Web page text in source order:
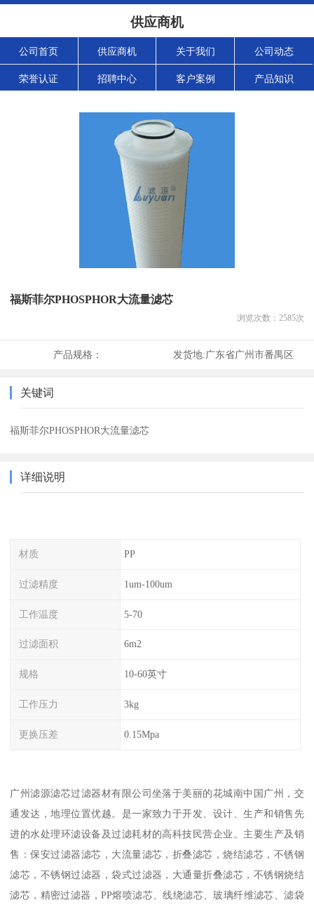
供应商机
公司首页 供应商机 关于我们 公司动态
荣誉认证 招聘中心 客户案例 产品知识
福斯菲尔PHOSPHOR大流量滤芯
浏览次数： 2585次
产品规格： 发货地:广东省广州市番禺区
关键词
福斯菲尔PHOSPHOR大流量滤芯
详细说明
材质 PP
过滤精度 1um-100um
工作温度 5-70
过滤面积 6m2
规格 10-60英寸
工作压力 3kg
更换压差 0.15Mpa
广州滤源滤芯过滤器材有限公司坐落于美丽的花城南中国广州，交
通发达，地理位置优越。是一家致力于开发、设计、生产和销售先
进的水处理环滤设备及过滤耗材的高科技民营企业。主要生产及销
售：保安过滤器滤芯，大流量滤芯，折叠滤芯，烧结滤芯，不锈钢
滤芯，不锈钢过滤器，袋式过滤器，大通量折叠滤芯，不锈钢烧结
滤芯，精密过滤器，PP熔喷滤芯、线绕滤芯、玻璃纤维滤芯、滤袋